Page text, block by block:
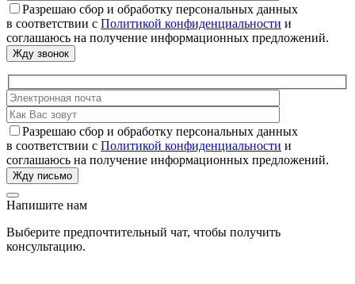
Разрешаю сбор и обработку персональных данных
в соответствии с Политикой конфиденциальности и
соглашаюсь на получение информационных предложений.
Разрешаю сбор и обработку персональных данных
в соответствии с Политикой конфиденциальности и
соглашаюсь на получение информационных предложений.
Напишите нам
Выберите предпочтительный чат, чтобы получить
консультацию.